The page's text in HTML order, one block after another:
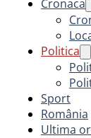
Cronaca
Politica
Sport
România
Ultima